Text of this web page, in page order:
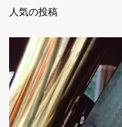
人気の投稿